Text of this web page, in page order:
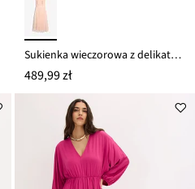
Sukienka wieczorowa z delikatnego tiulu i warstwowym dołem
489,99 zł